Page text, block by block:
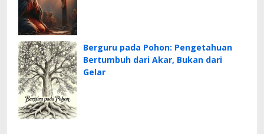
Berguru pada Pohon: Pengetahuan
Bertumbuh dari Akar, Bukan dari
Gelar